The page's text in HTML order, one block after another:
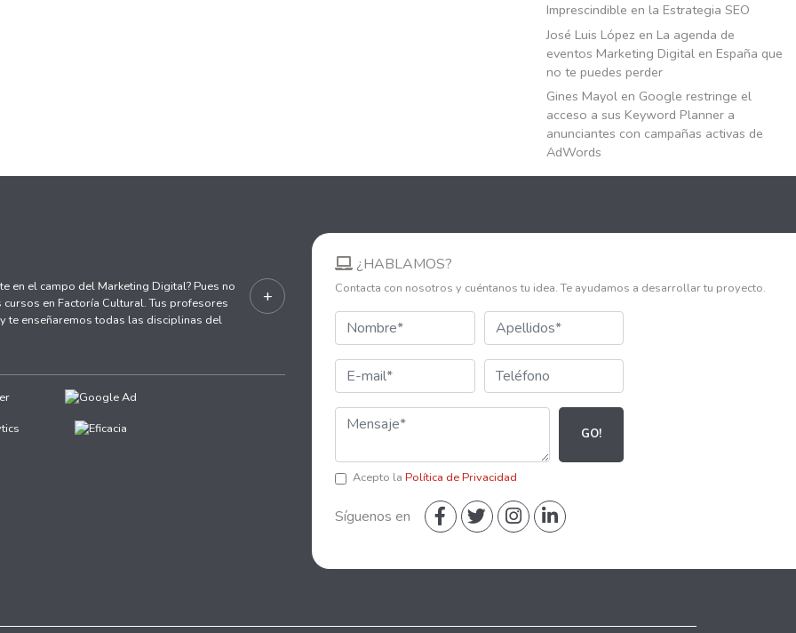
Imprescindible en la Estrategia SEO
José Luis López en La agenda de
eventos Marketing Digital en España que
no te puedes perder
Gines Mayol en Google restringe el
acceso a sus Keyword Planner a
anunciantes con campañas activas de
AdWords
en el campo del Marketing Digital? Pues no
en Factoría Cultural. Tus profesores
te enseñaremos todas las disciplinas del
+
¿HABLAMOS?
Contacta con nosotros y cuéntanos tu idea. Te ayudamos a desarrollar tu proyecto.
GO!
Acepto la Política de Privacidad
Síguenos en